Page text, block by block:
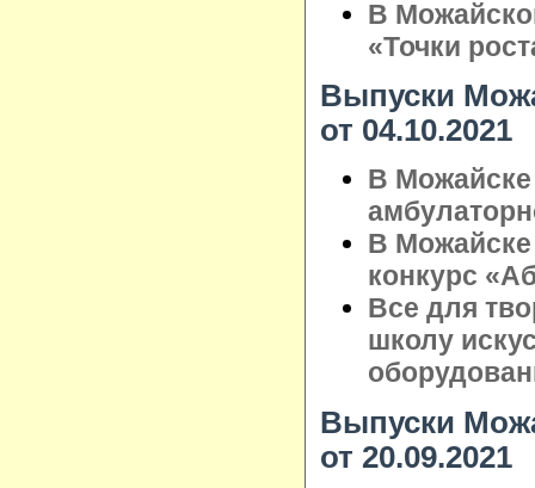
В
«Точки
Выпуски
от 04.10.2021
В
В Можайске
конкурс
Все для
школу
Выпуски
от 20.09.2021